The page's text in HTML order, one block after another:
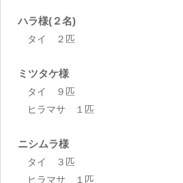
ハラ様(２名)
タイ ２匹
ミツタケ様
タイ ９匹
ヒラマサ １匹
ニシムラ様
タイ ３匹
ヒラマサ １匹